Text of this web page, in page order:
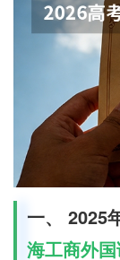
一、 2025
海工商外